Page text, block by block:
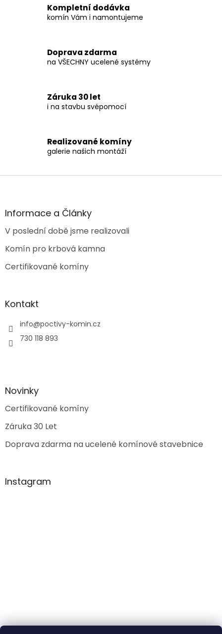
á
d
p
r
ý
s
u
Kompletní dodávka
komín Vám i namontujeme
Doprava zdarma
na VŠECHNY ucelené systémy
Záruka 30 let
i na stavbu svépomocí
Realizované komíny
galerie našich montáží
Z
aInformace a Články
V poslední době jsme realizovali
Komín pro krbová kamna
Certifikované komíny
Kontakt
info@poctivy-komin.cz
730 118 893
Novinky
Certifikované komíny
Záruka 30 Let
Doprava zdarma na ucelené komínové stavebnice
Instagram